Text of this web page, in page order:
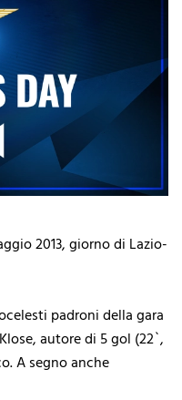
2013, giorno di Lazio-
padroni della gara
autore di 5 gol (22`,
A segno anche